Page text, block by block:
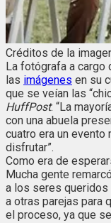
Créditos de la
La fotógrafa a cargo
las imágenes en su
que se veían las
HuffPost: “La
con una abuela
cuatro era un evento
disfrutar”.
Como era de
Mucha gente
a los seres queridos
a otras parejas para
el proceso, ya que